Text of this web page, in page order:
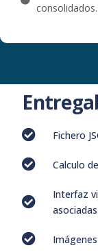
consolidados.
Fichero
Calculo
Interfaz
asociadas.